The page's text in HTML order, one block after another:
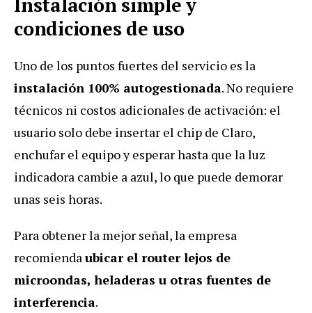
condiciones de uso
Uno de los puntos fuertes del servicio es la
instalación 100% autogestionada. No requiere
técnicos ni costos adicionales de activación: el
usuario solo debe insertar el chip de Claro,
enchufar el equipo y esperar hasta que la luz
indicadora cambie a azul, lo que puede demorar
unas seis horas.
Para obtener la mejor señal, la empresa
recomiendaubicar el router lejos de
microondas, heladeras u otras fuentes de
interferencia.